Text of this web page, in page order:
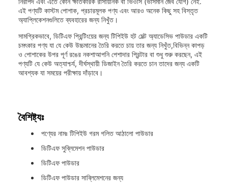
এই পণ্যটি কাস্টম পোশাক, প্রচারমূলক পণ্য এবং আরও অনেক কিছু সহ বিস্তৃত
অ্যাপ্লিকেশনগুলিতে ব্যবহারের জন্য নিখুঁত।
সামগ্রিকভাবে, ডিটিএফ প্রিন্টিংয়ের জন্য টিপিইউ হট মেল্ট অ্যাডেসিভ পাউডার একটি
চমৎকার পণ্য যা যে কেউ উচ্চমানের তৈরি করতে চায় তার জন্য নিখুঁত,বিভিন্ন কাপড়
ও পোশাকের উপর পূর্ণ রঙের নকশাআপনি পেশাদার প্রিন্টার বা শুধু শুরু করছেন, এই
পণ্যটি যে কেউ অত্যাশ্চর্য, দীর্ঘস্থায়ী ডিজাইন তৈরি করতে চান তাদের জন্য একটি
আবশ্যক যা সময়ের পরীক্ষায় দাঁড়াবে।
বৈশিষ্ট্যঃ
পণ্যের নামঃ টিপিইউ গরম গলিত আঠালো পাউডার
ডিটিএফ সুব্লিমেশন পাউডার
ডিটিএফ পাউডার
ডিটিএফ পাউডার সাব্লিমেশনের জন্য